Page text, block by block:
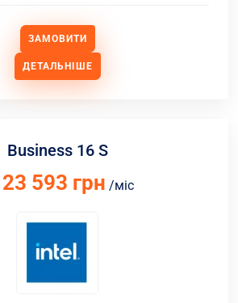
ЗАМОВИТИ
ДЕТАЛЬНІШЕ
Business 16 S
23 593 грн /міс